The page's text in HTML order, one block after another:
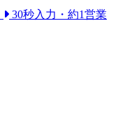
30秒入力・約1営業